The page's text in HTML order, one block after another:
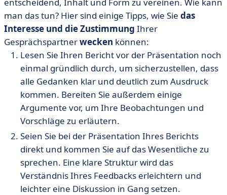
man das tun? Hier sind einige Tipps, wie Sie das
Interesse und die Zustimmung Ihrer
Gesprächspartnerwecken können:
Lesen Sie Ihren Bericht vor der Präsentation noch
einmal gründlich durch, um sicherzustellen, dass
alle Gedanken klar und deutlich zum Ausdruck
kommen. Bereiten Sie außerdem einige
Argumente vor, um Ihre Beobachtungen und
Vorschläge zu erläutern.
Seien Sie bei der Präsentation Ihres Berichts
direkt und kommen Sie auf das Wesentliche zu
sprechen. Eine klare Struktur wird das
Verständnis Ihres Feedbacks erleichtern und
leichter eine Diskussion in Gang setzen.